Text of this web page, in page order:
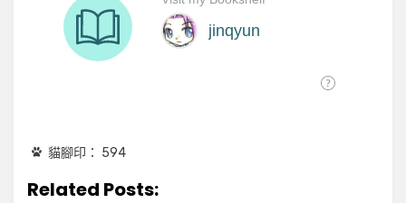
貓腳印： 594
Related Posts: